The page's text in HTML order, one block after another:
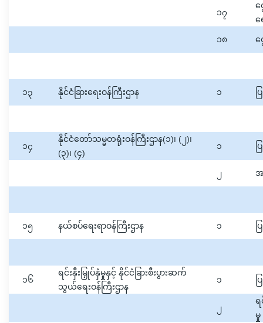
၁၇
ငွ
ရ
၁၈ ငွ
၁၃ နိုင်ငံခြားရေးဝန်ကြီးဌာန ၁
၁၄
နိုင်ငံတော်သမ္မတရုံးဝန်ကြီးဌာန(၁)၊ (၂)၊
(၃)၊ (၄)
၁
၂
၁၅ နယ်စပ်ရေးရာဝန်ကြီးဌာန ၁
၁၆
ရင်းနှီးမြှုပ်နှံမှုနှင့် နိုင်ငံခြားစီးပွားဆက်
သွယ်ရေးဝန်ကြီးဌာန
၁
၂
ရ
မှု